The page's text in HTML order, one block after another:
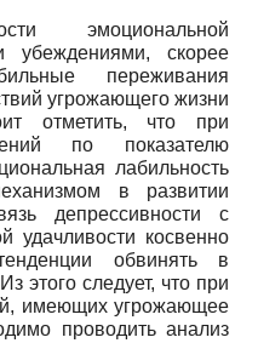
эмоциональной
убеждениями, скорее
переживания
угрожающего жизни
отметить, что при
по показателю
лабильность
в развитии
депрессивности с
удачливости косвенно
обвинять в
этого следует, что при
имеющих угрожающее
проводить анализ